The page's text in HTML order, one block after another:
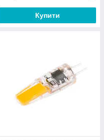
Купити